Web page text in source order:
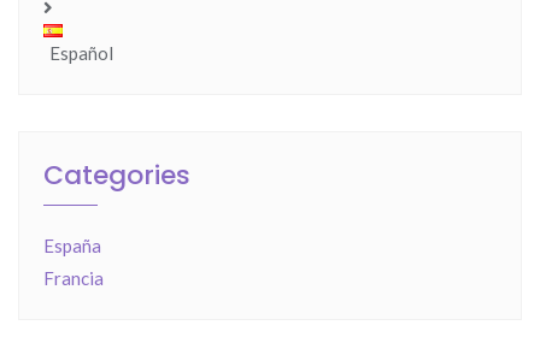
Español
Categories
España
Francia